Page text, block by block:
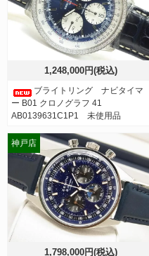
1,248,000円(税込)
ブライトリング ナビタイマ
ー B01 クロノグラフ 41
AB0139631C1P1 未使用品
1,798,000円(税込)
神戸店